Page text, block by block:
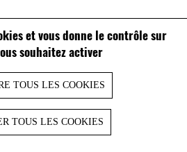
et vous donne le contrôle sur
souhaitez activer
TOUS LES COOKIES
TOUS LES COOKIES